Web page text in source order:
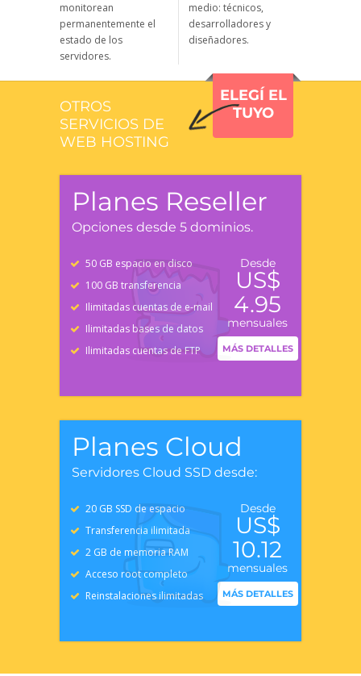
monitorean
permanentemente el
estado de los
servidores.
medio: técnicos,
desarrolladores y
diseñadores.
OTROS
SERVICIOS DE
WEB HOSTING
ELEGÍ EL
TUYO
Planes Reseller
Opciones desde 5 dominios.
50 GB espacio en disco
100 GB transferencia
Ilimitadas cuentas de e-mail
Ilimitadas bases de datos
Ilimitadas cuentas de FTP
Desde
US$
4.95
mensuales
MÁS DETALLES
Planes Cloud
Servidores Cloud SSD desde:
20 GB SSD de espacio
Transferencia ilimitada
2 GB de memoria RAM
Acceso root completo
Reinstalaciones ilimitadas
Desde
US$
10.12
mensuales
MÁS DETALLES